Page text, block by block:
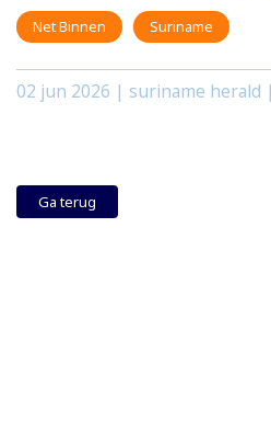
Net Binnen Suriname
02 jun 2026 | suriname herald
Ga terug